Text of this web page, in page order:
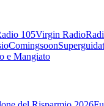
105Virgin Radio
Comingsoon
e Mangiato